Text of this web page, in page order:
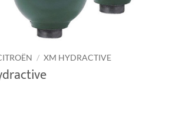
/ XM HYDRACTIVE